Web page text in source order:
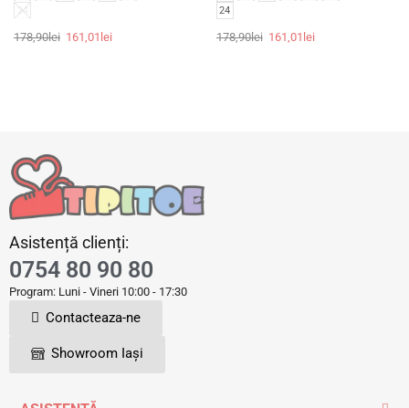
24
178,90lei 161,01 lei
24
178,90lei 161,01 lei
Asistență clienți:
0754 80 90 80
Program: Luni - Vineri 10:00 - 17:30
Contacteaza-ne
Showroom Iași